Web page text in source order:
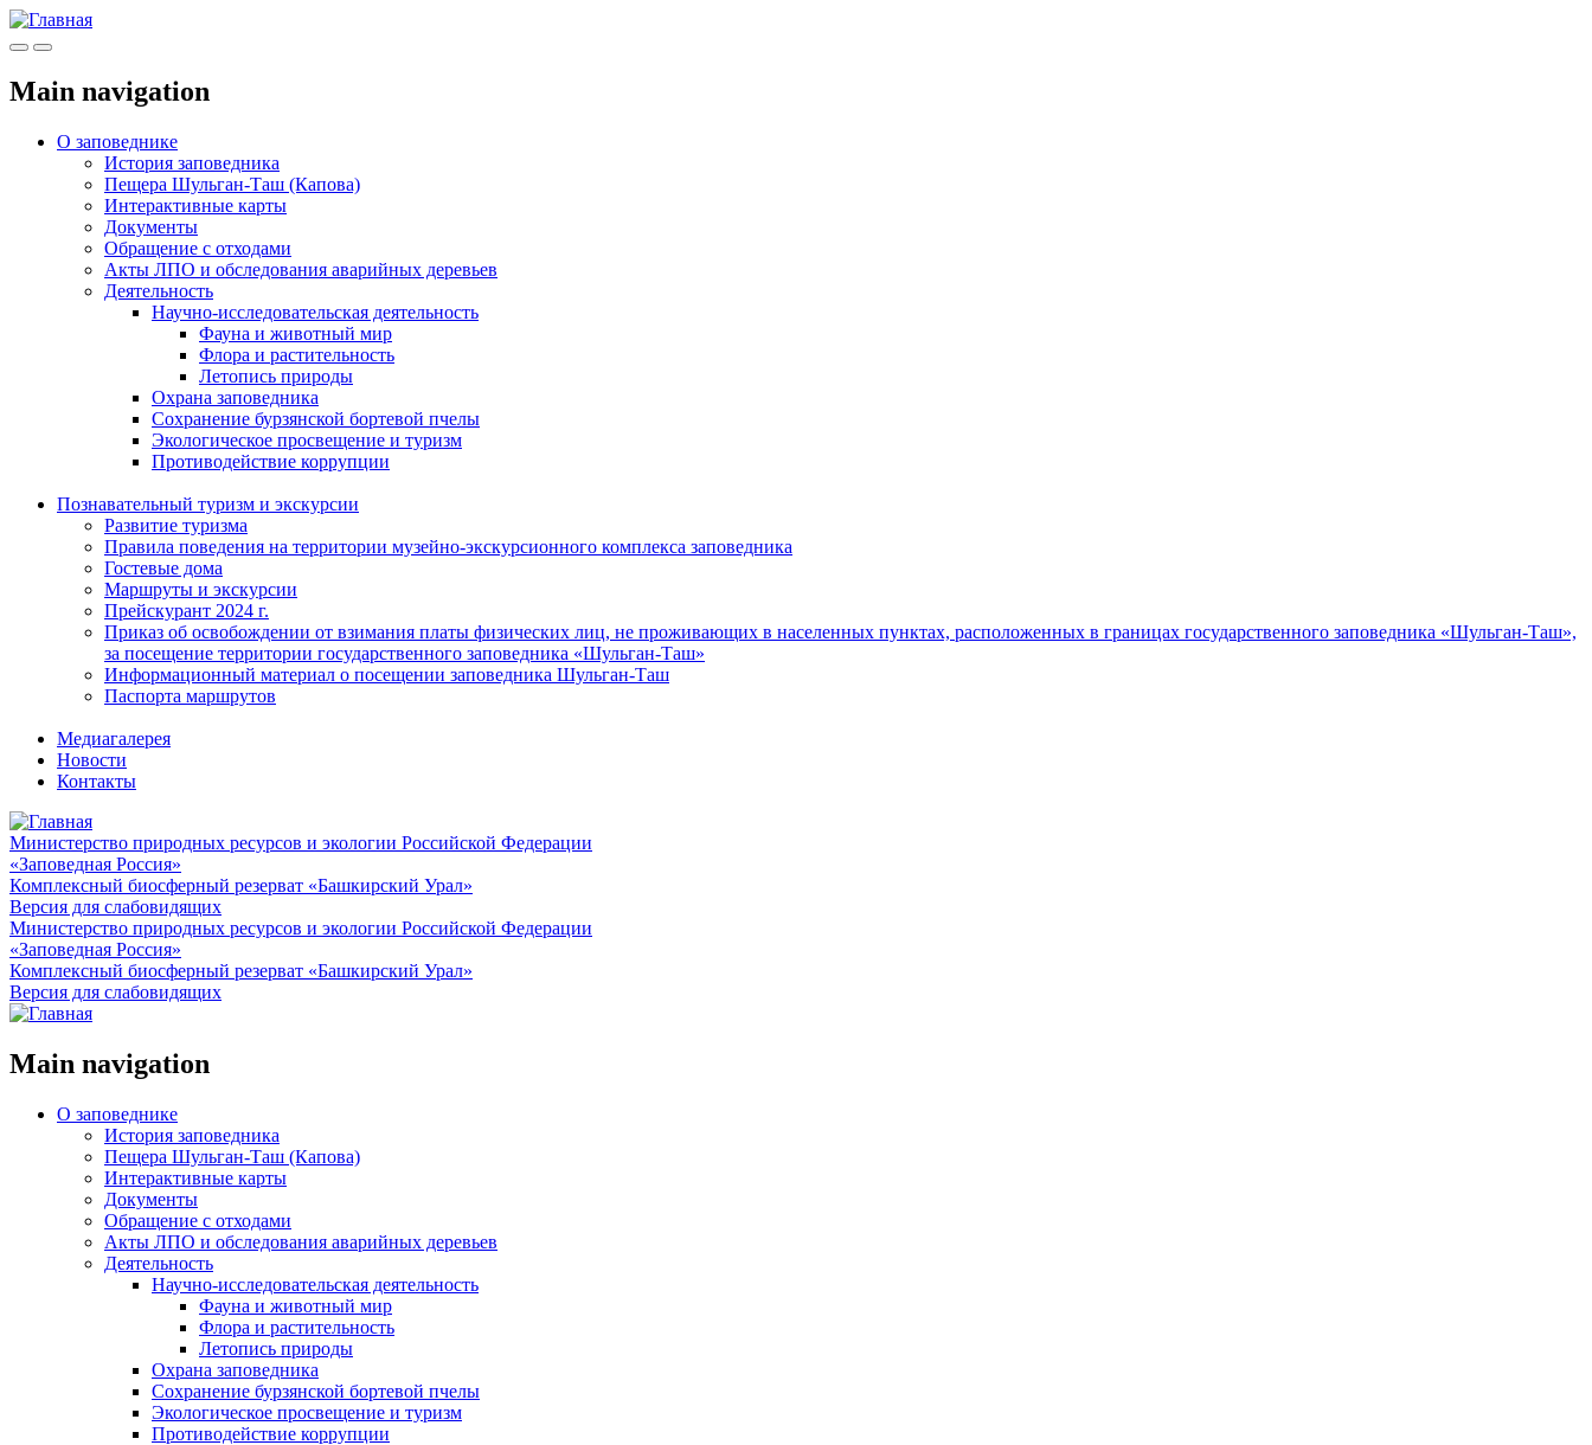
МенюИнфо
Main navigation
О заповеднике
История заповедника
Пещера Шульган-Таш (Капова)
Интерактивные карты
Документы
Обращение с отходами
Акты ЛПО и обследования аварийных деревьев
Деятельность
Научно-исследовательская деятельность
Фауна и животный мир
Флора и растительность
Летопись природы
Охрана заповедника
Сохранение бурзянской бортевой пчелы
Экологическое просвещение и туризм
Противодействие коррупции
Познавательный туризм и экскурсии
Развитие туризма
Правила поведения на территории музейно-экскурсионного комплекса заповедника
Гостевые дома
Маршруты и экскурсии
Прейскурант 2024 г.
Приказ об освобождении от взимания платы физических лиц, не проживающих в населенных пунктах, расположенных в границах государственного заповедника «Шульган-Таш»,
за посещение территории государственного заповедника «Шульган-Таш»
Информационный материал о посещении заповедника Шульган-Таш
Паспорта маршрутов
Медиагалерея
Новости
Контакты
Министерство природных ресурсов и экологии Российской Федерации
«Заповедная Россия»
Комплексный биосферный резерват «Башкирский Урал»
Версия для слабовидящих
Министерство природных ресурсов и экологии Российской Федерации
«Заповедная Россия»
Комплексный биосферный резерват «Башкирский Урал»
Версия для слабовидящих
Main navigation
О заповеднике
История заповедника
Пещера Шульган-Таш (Капова)
Интерактивные карты
Документы
Обращение с отходами
Акты ЛПО и обследования аварийных деревьев
Деятельность
Научно-исследовательская деятельность
Фауна и животный мир
Флора и растительность
Летопись природы
Охрана заповедника
Сохранение бурзянской бортевой пчелы
Экологическое просвещение и туризм
Противодействие коррупции